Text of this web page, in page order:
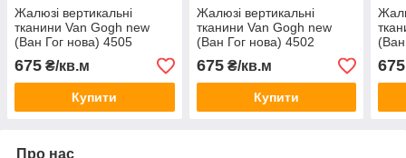
Жалюзі вертикальні
тканини Van Gogh new
(Ван Гог нова) 4505
675 ₴/кв.м
Купити
Жалюзі вертикальні
тканини Van Gogh new
(Ван Гог нова) 4502
675₴/кв.м
Купити
675
Про нас